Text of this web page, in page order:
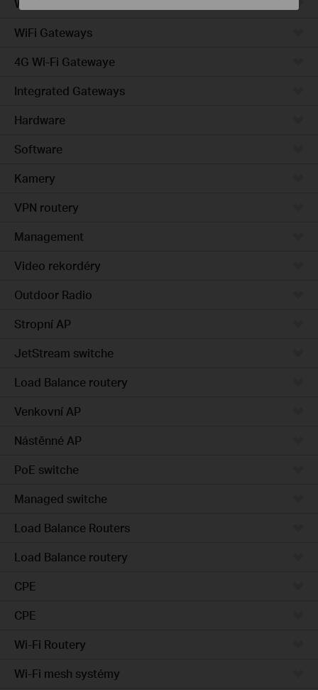
Wired Gateways
WiFi Gateways
4G Wi-Fi Gatewaye
Integrated Gateways
Hardware
Software
Kamery
VPN routery
Management
Video rekordéry
Outdoor Radio
Stropní AP
JetStream switche
Load Balance routery
Venkovní AP
Nástěnné AP
PoE switche
Managed switche
Load Balance Routers
Load Balance routery
CPE
CPE
Wi-Fi Routery
Wi-Fi mesh systémy